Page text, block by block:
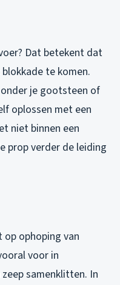
Dat betekent dat
te komen.
je gootsteen of
oplossen met een
niet binnen een
prop verder de leiding
ophoping van
voor in
samenklitten. In